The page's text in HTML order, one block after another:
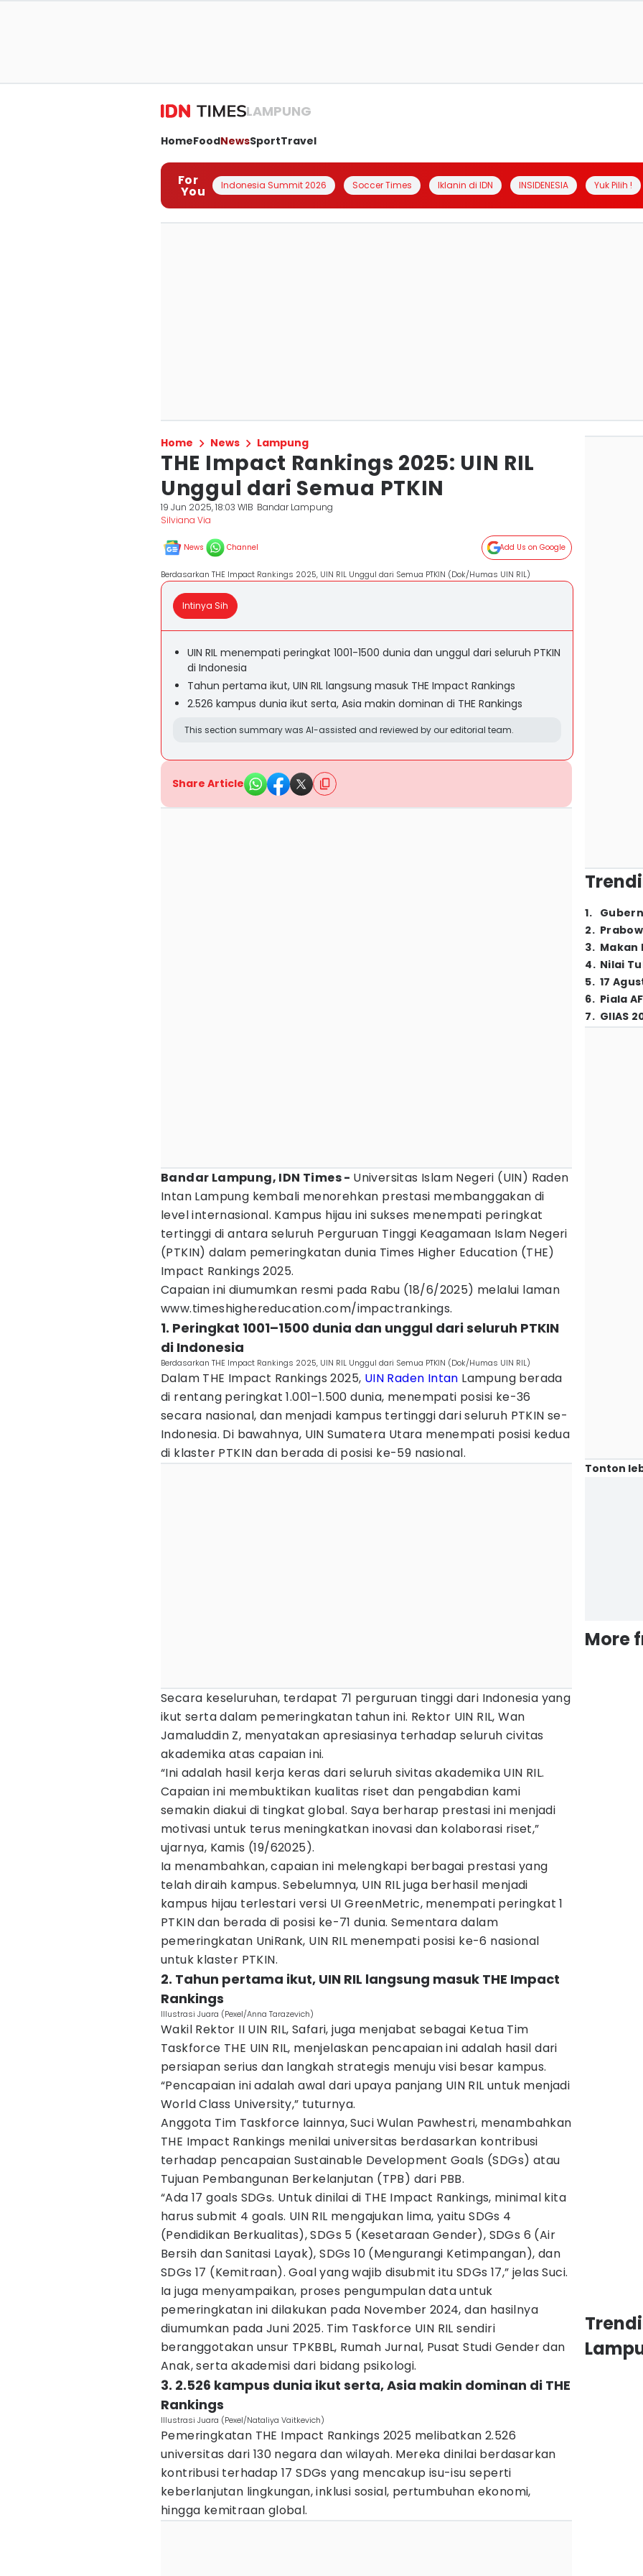
LAMPUNG
HomeFoodNewsSportTravel
For
You Indonesia Summit 2026 Soccer Times Iklanin di IDN INSIDENESIA Yuk Pilih !
Home News Lampung
THE Impact Rankings 2025: UIN RIL
Unggul dari Semua PTKIN
19 Jun 2025, 18:03 WIB Bandar Lampung
Silviana Via
News Channel Add Us on Google
Berdasarkan THE Impact Rankings 2025, UIN RIL Unggul dari Semua PTKIN (Dok/Humas UIN RIL)
Intinya Sih
UIN RIL menempati peringkat 1001-1500 dunia dan unggul dari seluruh PTKIN
di Indonesia
Tahun pertama ikut, UIN RIL langsung masuk THE Impact Rankings
2.526 kampus dunia ikut serta, Asia makin dominan di THE Rankings
This section summary was AI-assisted and reviewed by our editorial team.
Share Article
Bandar Lampung, IDN Times - Universitas Islam Negeri (UIN) Raden
Intan Lampung kembali menorehkan prestasi membanggakan di
level internasional. Kampus hijau ini sukses menempati peringkat
tertinggi di antara seluruh Perguruan Tinggi Keagamaan Islam Negeri
(PTKIN) dalam pemeringkatan dunia Times Higher Education (THE)
Impact Rankings 2025.
Capaian ini diumumkan resmi pada Rabu (18/6/2025) melalui laman
www.timeshighereducation.com/impactrankings.
1. Peringkat 1001–1500 dunia dan unggul dari seluruh PTKIN
di Indonesia
Berdasarkan THE Impact Rankings 2025, UIN RIL Unggul dari Semua PTKIN (Dok/Humas UIN RIL)
Dalam THE Impact Rankings 2025, UIN Raden Intan Lampung berada
di rentang peringkat 1.001–1.500 dunia, menempati posisi ke-36
secara nasional, dan menjadi kampus tertinggi dari seluruh PTKIN se-
Indonesia. Di bawahnya, UIN Sumatera Utara menempati posisi kedua
di klaster PTKIN dan berada di posisi ke-59 nasional.
Secara keseluruhan, terdapat 71 perguruan tinggi dari Indonesia yang
ikut serta dalam pemeringkatan tahun ini. Rektor UIN RIL, Wan
Jamaluddin Z, menyatakan apresiasinya terhadap seluruh civitas
akademika atas capaian ini.
“Ini adalah hasil kerja keras dari seluruh sivitas akademika UIN RIL.
Capaian ini membuktikan kualitas riset dan pengabdian kami
semakin diakui di tingkat global. Saya berharap prestasi ini menjadi
motivasi untuk terus meningkatkan inovasi dan kolaborasi riset,”
ujarnya, Kamis (19/62025).
Ia menambahkan, capaian ini melengkapi berbagai prestasi yang
telah diraih kampus. Sebelumnya, UIN RIL juga berhasil menjadi
kampus hijau terlestari versi UI GreenMetric, menempati peringkat 1
PTKIN dan berada di posisi ke-71 dunia. Sementara dalam
pemeringkatan UniRank, UIN RIL menempati posisi ke-6 nasional
untuk klaster PTKIN.
2. Tahun pertama ikut, UIN RIL langsung masuk THE Impact
Rankings
Illustrasi Juara (Pexel/Anna Tarazevich)
Wakil Rektor II UIN RIL, Safari, juga menjabat sebagai Ketua Tim
Taskforce THE UIN RIL, menjelaskan pencapaian ini adalah hasil dari
persiapan serius dan langkah strategis menuju visi besar kampus.
“Pencapaian ini adalah awal dari upaya panjang UIN RIL untuk menjadi
World Class University,” tuturnya.
Anggota Tim Taskforce lainnya, Suci Wulan Pawhestri, menambahkan
THE Impact Rankings menilai universitas berdasarkan kontribusi
terhadap pencapaian Sustainable Development Goals (SDGs) atau
Tujuan Pembangunan Berkelanjutan (TPB) dari PBB.
“Ada 17 goals SDGs. Untuk dinilai di THE Impact Rankings, minimal kita
harus submit 4 goals. UIN RIL mengajukan lima, yaitu SDGs 4
(Pendidikan Berkualitas), SDGs 5 (Kesetaraan Gender), SDGs 6 (Air
Bersih dan Sanitasi Layak), SDGs 10 (Mengurangi Ketimpangan), dan
SDGs 17 (Kemitraan). Goal yang wajib disubmit itu SDGs 17,” jelas Suci.
Ia juga menyampaikan, proses pengumpulan data untuk
pemeringkatan ini dilakukan pada November 2024, dan hasilnya
diumumkan pada Juni 2025. Tim Taskforce UIN RIL sendiri
beranggotakan unsur TPKBBL, Rumah Jurnal, Pusat Studi Gender dan
Anak, serta akademisi dari bidang psikologi.
3. 2.526 kampus dunia ikut serta, Asia makin dominan di THE
Rankings
Illustrasi Juara (Pexel/Nataliya Vaitkevich)
Pemeringkatan THE Impact Rankings 2025 melibatkan 2.526
universitas dari 130 negara dan wilayah. Mereka dinilai berdasarkan
kontribusi terhadap 17 SDGs yang mencakup isu-isu seperti
keberlanjutan lingkungan, inklusi sosial, pertumbuhan ekonomi,
hingga kemitraan global.
1.
2.
3. Makan
4. Nilai
5. 17
6. Piala
7. GIIAS
Tonton
More